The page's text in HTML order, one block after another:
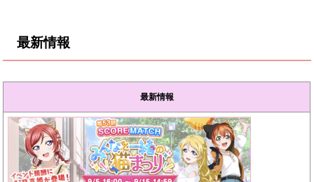
最新情報
最新情報